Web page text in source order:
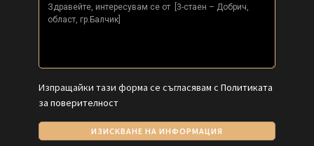
Изпращайки тази форма се съгласявам с Политиката
за поверителност
ИЗИСКВАНЕ НА ИНФОРМАЦИЯ